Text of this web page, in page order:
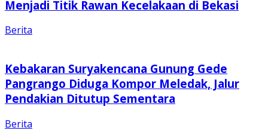
Menjadi Titik Rawan Kecelakaan di Bekasi
Berita
Kebakaran Suryakencana Gunung Gede
Pangrango Diduga Kompor Meledak, Jalur
Pendakian Ditutup Sementara
Berita